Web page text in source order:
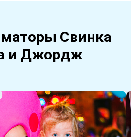
Свинка
и Джордж